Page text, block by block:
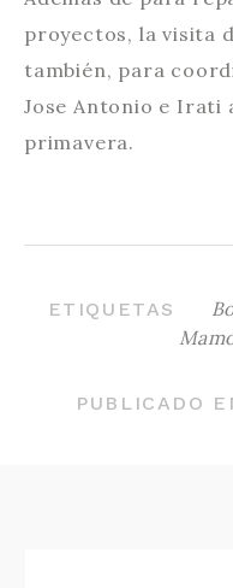
proyectos, la visita
también, para
Jose Antonio e Irati
primavera.
ETIQUETAS
PUBLICADO